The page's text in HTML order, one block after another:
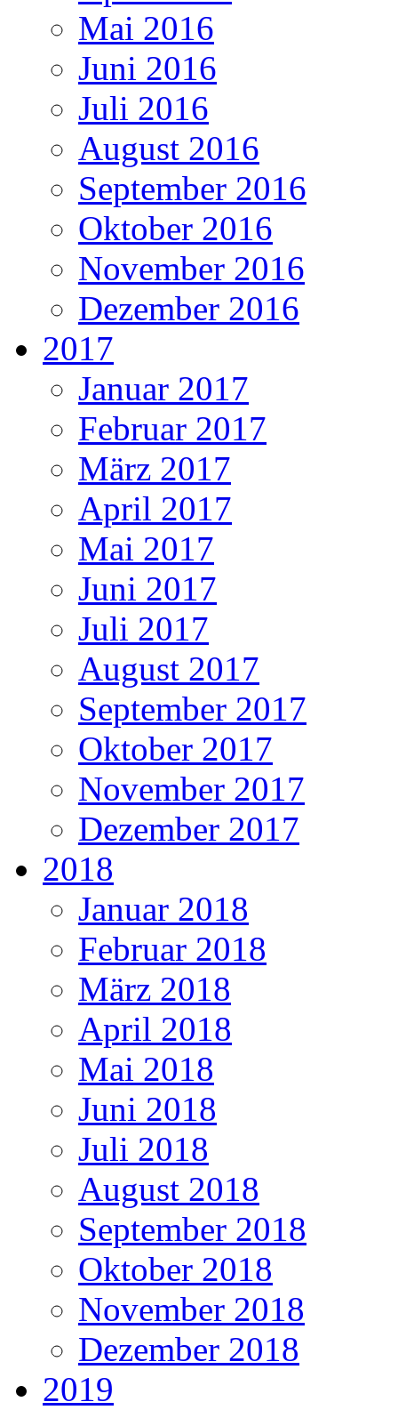
Mai 2016
Juni 2016
Juli 2016
August 2016
September 2016
Oktober 2016
November 2016
Dezember 2016
2017
Januar 2017
Februar 2017
März 2017
April 2017
Mai 2017
Juni 2017
Juli 2017
August 2017
September 2017
Oktober 2017
November 2017
Dezember 2017
2018
Januar 2018
Februar 2018
März 2018
April 2018
Mai 2018
Juni 2018
Juli 2018
August 2018
September 2018
Oktober 2018
November 2018
Dezember 2018
2019